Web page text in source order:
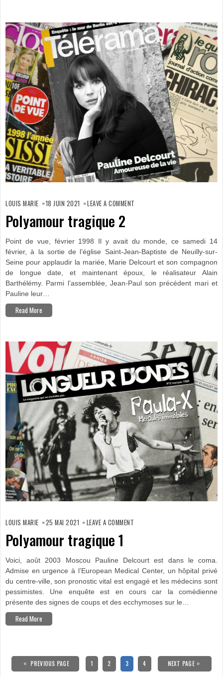
LOUIS MARIE 18 JUIN 2021 LEAVE A COMMENT
Polyamour tragique 2
Point de vue, février 1998 Il y avait du monde, ce samedi 14
février, à la sortie de l’église Saint-Jean-Baptiste de Neuilly-sur-
Seine pour applaudir la mariée, Marie Delcourt et son compagnon
de longue date, et maintenant époux, le réalisateur Alain
Barthélémy. Parmi l’assemblée, Jean-Paul son précédent mari et
Pauline leur…
Read More
LOUIS MARIE 25 MAI 2021 LEAVE A COMMENT
Polyamour tragique 1
Voici, août 2003 Moscou Pauline Delcourt est dans le coma.
Admise en urgence à l’European Medical Center, un hôpital privé
du centre-ville, son pronostic vital est engagé et les médecins sont
pessimistes. Une enquête est en cours car la comédienne
présente des signes de coups et des ecchymoses sur le…
Read More
Pagination
des « PREVIOUS PAGE PAGE
1 PAGE
2 PAGE
3 PAGE
4 NEXT PAGE »